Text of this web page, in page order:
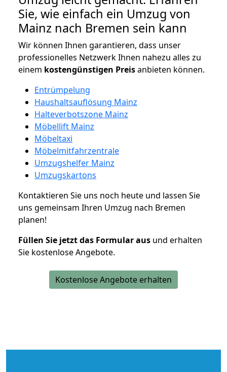
Sie, wie einfach ein Umzug von
Mainz nach Bremen sein kann
Wir können Ihnen garantieren, dass unser
professionelles Netzwerk Ihnen nahezu alles zu
einem kostengünstigen Preisanbieten können.
Entrümpelung
Haushaltsauflösung Mainz
Halteverbotszone Mainz
Möbellift Mainz
Möbeltaxi
Möbelmitfahrzentrale
Umzugshelfer Mainz
Umzugskartons
Kontaktieren Sie uns noch heute und lassen Sie
uns gemeinsam Ihren Umzug nach Bremen
planen!
Füllen Sie jetzt das Formular aus und erhalten
Sie kostenlose Angebote.
Kostenlose Angebote erhalten